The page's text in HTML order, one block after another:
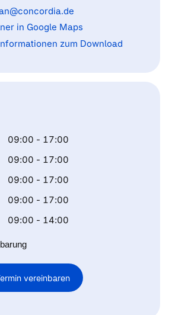
in Google Maps
zum Download
09:00 - 17:00
09:00 - 17:00
09:00 - 17:00
09:00 - 17:00
09:00 - 14:00
vereinbaren